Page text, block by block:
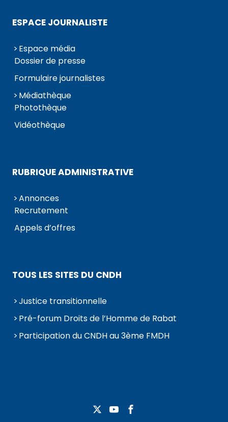
ESPACE JOURNALISTE
Espace média
Dossier de presse
Formulaire journalistes
Médiathèque
Photothèque
Vidéothèque
RUBRIQUE ADMINISTRATIVE
Annonces
Recrutement
Appels d’offres
TOUS LES SITES DU CNDH
Justice transitionnelle
Pré-forum Droits de l’Homme de Rabat
Participation du CNDH au 3ème FMDH